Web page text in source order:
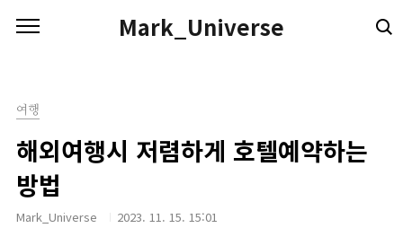
Mark_Universe
여행
해외여행시 저렴하게 호텔예약하는
방법
Mark_Universe 2023. 11. 15. 15:01